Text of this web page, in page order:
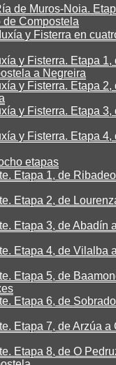
de Muros-Noia.
Compostela
y Fisterra en
y Fisterra. Etapa 1,
a Negreira
y Fisterra. Etapa 2,
y Fisterra. Etapa 3,
y Fisterra. Etapa 4,
etapas
Etapa 1, de
Etapa 2, de
Etapa 3, de Abadín
Etapa 4, de Vilalba
Etapa 5, de
Etapa 6, de
Etapa 7, de Arzúa a
Etapa 8, de O